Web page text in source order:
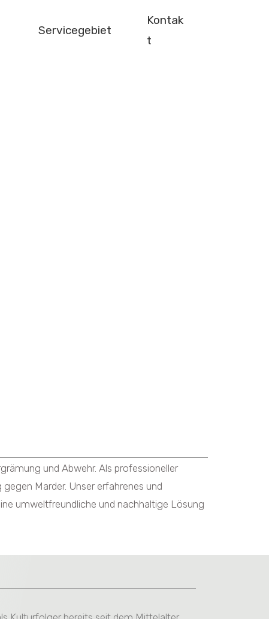
Servicegebiet
Kontak
t
und Abwehr. Als professioneller
Marder. Unser erfahrenes und
umweltfreundliche und nachhaltige Lösung